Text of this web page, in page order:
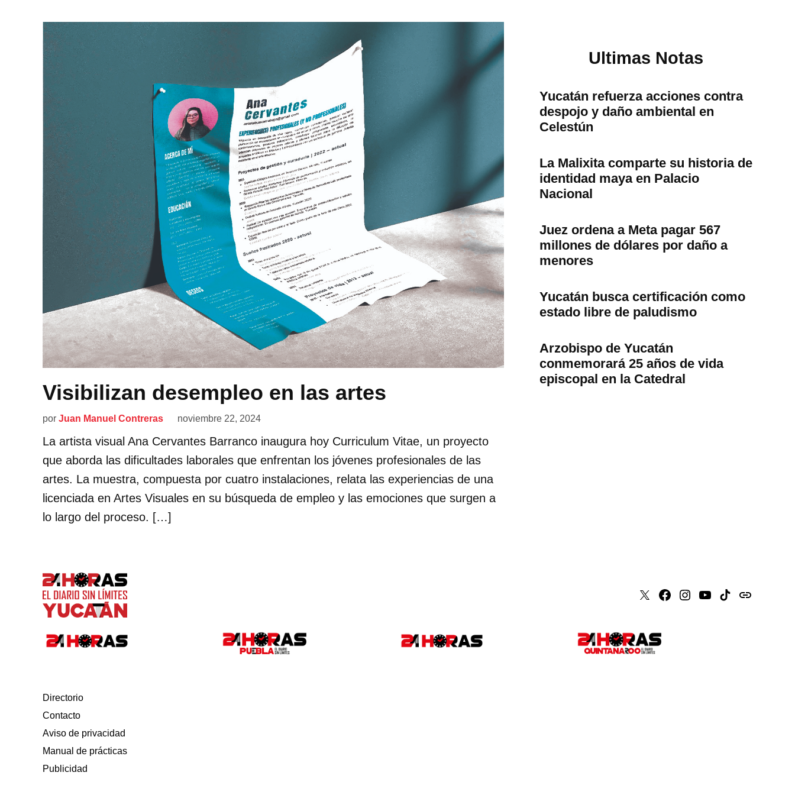
Visibilizan desempleo en las artes
por Juan Manuel Contreras noviembre 22, 2024
La artista visual Ana Cervantes Barranco inaugura hoy Curriculum Vitae, un proyecto
que aborda las dificultades laborales que enfrentan los jóvenes profesionales de las
artes. La muestra, compuesta por cuatro instalaciones, relata las experiencias de una
licenciada en Artes Visuales en su búsqueda de empleo y las emociones que surgen a
lo largo del proceso. […]
Ultimas Notas
Yucatán refuerza acciones contra
despojo y daño ambiental en
Celestún
La Malixita comparte su historia de
identidad maya en Palacio
Nacional
Juez ordena a Meta pagar 567
millones de dólares por daño a
menores
Yucatán busca certificación como
estado libre de paludismo
Arzobispo de Yucatán
conmemorará 25 años de vida
episcopal en la Catedral
X Faceboook
Instagram
Youtube
Tiktokissuu
Directorio
Contacto
Aviso de privacidad
Manual de prácticas
Publicidad